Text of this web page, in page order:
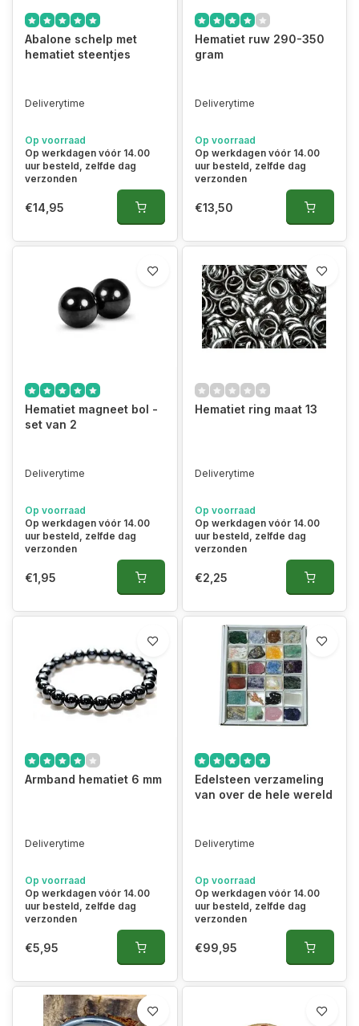
Abalone schelp met
hematiet steentjes
Deliverytime
Op voorraad
Op werkdagen vóór 14.00
uur besteld, zelfde dag
verzonden
€14,95
Hematiet ruw 290-350
gram
Deliverytime
Op voorraad
Op werkdagen vóór 14.00
uur besteld, zelfde dag
verzonden
€13,50
Hematiet magneet bol -
set van 2
Deliverytime
Op voorraad
Op werkdagen vóór 14.00
uur besteld, zelfde dag
verzonden
€1,95
Hematiet ring maat 13
Deliverytime
Op voorraad
Op werkdagen vóór 14.00
uur besteld, zelfde dag
verzonden
€2,25
Armband hematiet 6 mm
Deliverytime
Op voorraad
Op werkdagen vóór 14.00
uur besteld, zelfde dag
verzonden
€5,95
Edelsteen verzameling
van over de hele wereld
Deliverytime
Op voorraad
Op werkdagen vóór 14.00
uur besteld, zelfde dag
verzonden
€99,95